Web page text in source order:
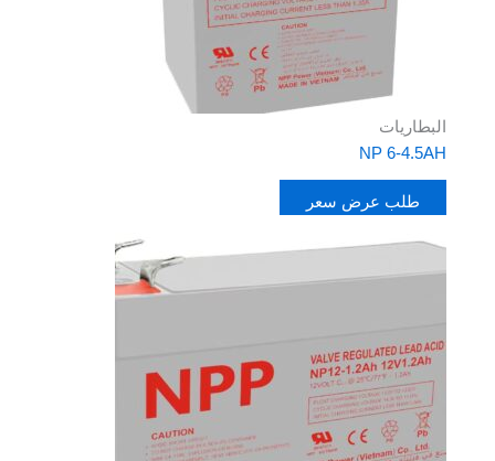
البطاريات
NP 6-4.5AH
طلب عرض سعر